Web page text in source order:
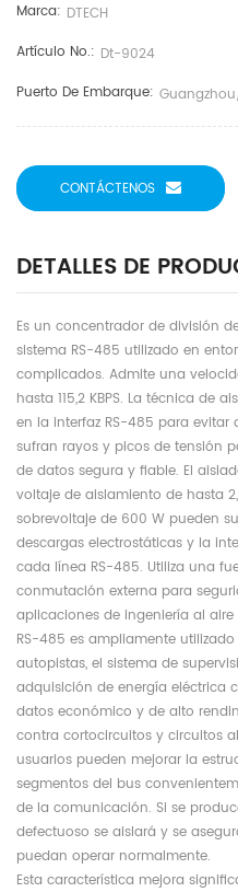
Marca: DTECH
Artículo No.: Dt-9024
Puerto De Embarque:
CONTÁCTENOS
DETALLES DE
Es un concentrador de división
sistema RS-485 utilizado en
complicados. Admite una
hasta 115,2 KBPS. La técnica de
en la interfaz RS-485 para
sufran rayos y picos de tensión
de datos segura y fiable. El
voltaje de aislamiento de hasta
sobrevoltaje de 600 W pueden
descargas electrostáticas y la
cada línea RS-485. Utiliza una
conmutación externa para
aplicaciones de ingeniería al aire
RS-485 es ampliamente
autopistas, el sistema de
adquisición de energía eléctrica
datos económico y de alto
contra cortocircuitos y circuitos
usuarios pueden mejorar la
segmentos del bus
de la comunicación. Si se
defectuoso se aislará y se
puedan operar normalmente.
Esta característica mejora